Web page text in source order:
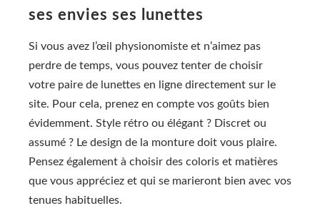
ses envies ses lunettes
Si vous avez l’œil physionomiste et n’aimez pas
perdre de temps, vous pouvez tenter de choisir
votre paire de lunettes en ligne directement sur le
site. Pour cela, prenez en compte vos goûts bien
évidemment. Style rétro ou élégant ? Discret ou
assumé ? Le design de la monture doit vous plaire.
Pensez également à choisir des coloris et matières
que vous appréciez et qui se marieront bien avec vos
tenues habituelles.